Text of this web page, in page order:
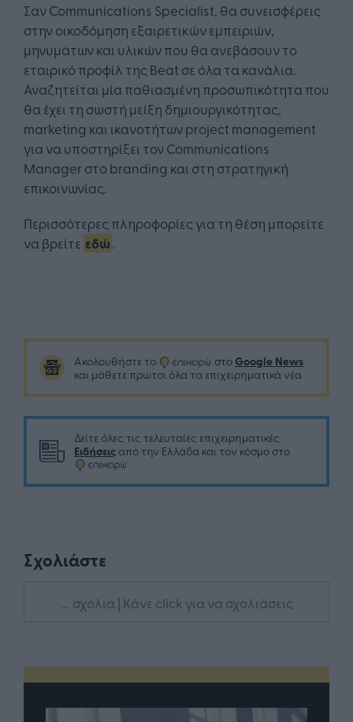
Σαν Communications Specialist, θα συνεισφέρεις
στην οικοδόμηση εξαιρετικών εμπειριών,
μηνυμάτων και υλικών που θα ανεβάσουν το
εταιρικό προφίλ της Beat σε όλα τα κανάλια.
Αναζητείται μία παθιασμένη προσωπικότητα που
θα έχει τη σωστή μείξη δημιουργικότητας,
marketing και ικανοτήτων project management
για να υποστηρίξει τον Communications
Manager στο branding και στη στρατηγική
επικοινωνίας.
Περισσότερες πληροφορίες για τη θέση μπορείτε
να βρείτε εδώ.
Ακολουθήστε το στο Google News
και μάθετε πρώτοι όλα τα επιχειρηματικά νέα
Δείτε όλες τις τελευταίες επιχειρηματικές
Ειδήσεις από την Ελλάδα και τον κόσμο στο
Σχολιάστε
... σχόλια | Κάνε click για να σχολιάσεις